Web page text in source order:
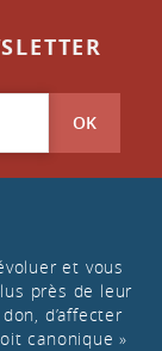
OK
et vous
près de leur
d’affecter
canonique »